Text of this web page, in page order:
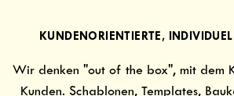
KUNDENORIENTIERTE,
Wir denken "out of the box", mit dem
Kunden. Schablonen, Templates,